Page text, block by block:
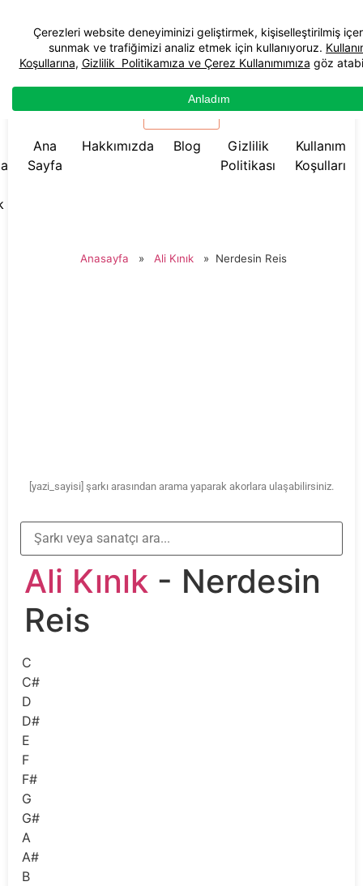
☰ Menü
Ana
Sayfa
Hakkımızda Blog
Gizlilik
Politikası
Kullanım
Koşulları
Anasayfa » Ali Kınık » Nerdesin Reis
[yazi_sayisi] şarkı arasından arama yaparak akorlara ulaşabilirsiniz.
Ali Kınık - Nerdesin
Reis
C
C#
D
D#
E
F
F#
G
G#
A
A#
B